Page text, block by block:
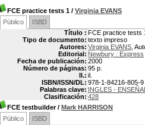
FCE practice tests 1 / Virginia EVANS
Público
ISBD
Título : FCE practice tests
Tipo de documento: texto impreso
Autores: Virginia EVANS ,
Editorial: Newbury : Express
Fecha de publicación: 2000
Número de páginas: 95 p.
Il.: il.
ISBN/ISSN/DL: 978-1-84216-805-9
Palabras clave: INGLES -
Clasificación: 428
FCE testbuilder/ Mark HARRISON
Público
ISBD